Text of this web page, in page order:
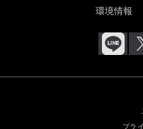
環境情報
プラ